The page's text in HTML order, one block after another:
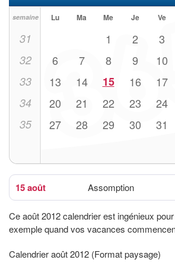
semaine Lu Ma Me Je Ve
31 1 2 3
32 6 7 8 9 10
33 13 14 15 16 17
34 20 21 22 23 24
35 27 28 29 30 31
15 août Assomption
Ce août 2012 calendrier est ingénieux
exemple quand vos vacances
Calendrier août 2012 (Format paysage)